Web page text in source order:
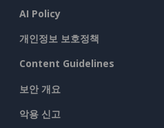
AI Policy
개인정보 보호정책
Content Guidelines
보안 개요
악용 신고